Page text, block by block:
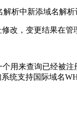
析中新添域名解
改，变更结果在管
用来查询已经被
系统支持国际域名